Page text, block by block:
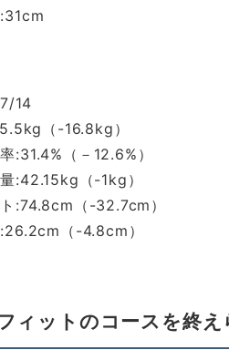
14
（-16.8kg）
:31.4%（－12.6%）
:42.15kg（-1kg）
:74.8cm（-32.7cm）
（-4.8cm）
ィットのコースを終え